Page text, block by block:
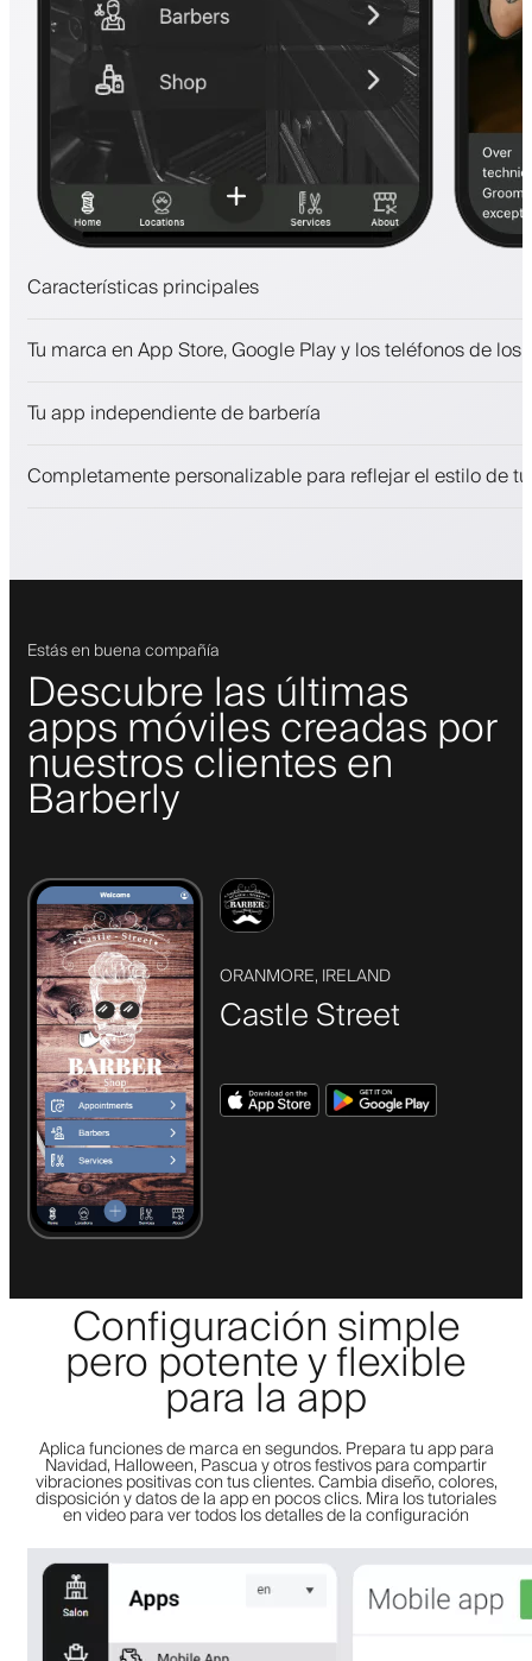
Características principales
Pagos, depósito de seguridad
Involucra a los clientes con un programa de fidelización
Tu marca en App Store, Google Play y los teléfonos de los
Tu app independiente de barbería
Completamente personalizable para reflejar el estilo de
Estás en buena compañía
Descubre las últimas
apps móviles creadas por
nuestros clientes en
Barberly
ORANMORE, IRELAND
Castle Street
Configuración simple
pero potente y flexible
para la app
Aplica funciones de marca en segundos. Prepara tu app para
Navidad, Halloween, Pascua y otros festivos para compartir
vibraciones positivas con tus clientes. Cambia diseño, colores,
disposición y datos de la app en pocos clics. Mira los tutoriales
en video para ver todos los detalles de la configuración